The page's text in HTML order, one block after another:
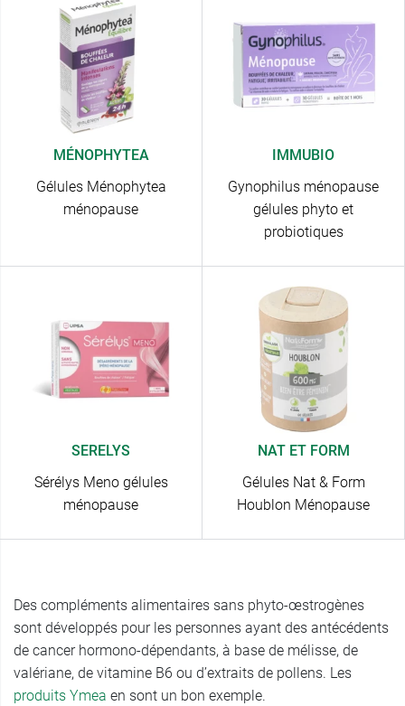
MÉNOPHYTEA
Gélules Ménophytea
ménopause
IMMUBIO
Gynophilus ménopause
gélules phyto et
probiotiques
SERELYS
Sérélys Meno gélules
ménopause
NAT ET FORM
Gélules Nat & Form
Houblon Ménopause
Des compléments alimentaires sans phyto-œstrogènes
sont développés pour les personnes ayant des antécédents
de cancer hormono-dépendants, à base de mélisse, de
valériane, de vitamine B6 ou d’extraits de pollens. Les
produits Ymea en sont un bon exemple.